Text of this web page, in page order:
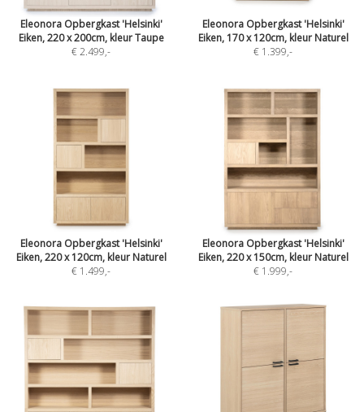
Eleonora Opbergkast 'Helsinki'
Eiken, 220 x 200cm, kleur Taupe
€ 2.499,-
Eleonora Opbergkast 'Helsinki'
Eiken, 170 x 120cm, kleur Naturel
€ 1.399,-
Eleonora Opbergkast 'Helsinki'
Eiken, 220 x 120cm, kleur Naturel
€ 1.499,-
Eleonora Opbergkast 'Helsinki'
Eiken, 220 x 150cm, kleur Naturel
€ 1.999,-